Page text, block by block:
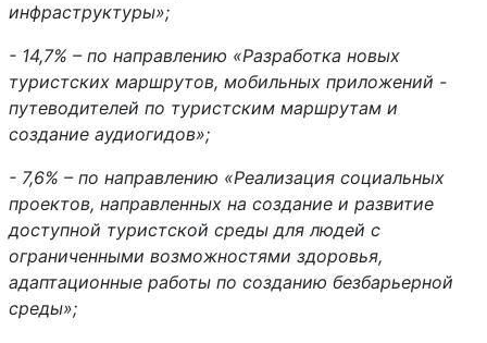
инфраструктуры»;
- 14,7% – по направлению «Разработка новых
туристских маршрутов, мобильных приложений -
путеводителей по туристским маршрутам и
создание аудиогидов»;
- 7,6% – по направлению «Реализация социальных
проектов, направленных на создание и развитие
доступной туристской среды для людей с
ограниченными возможностями здоровья,
адаптационные работы по созданию безбарьерной
среды»;